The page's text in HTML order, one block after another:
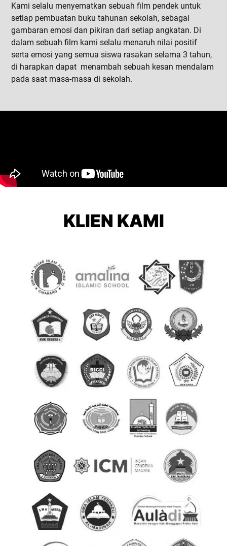
Kami selalu menyematkan sebuah film pendek untuk
setiap pembuatan buku tahunan sekolah, sebagai
gambaran emosi dan pikiran dari setiap angkatan. Di
dalam sebuah film kami selalu menaruh nilai positif
serta emosi yang semua siswa rasakan selama 3 tahun,
di harapkan dapat menambah sebuah kesan mendalam
pada saat masa-masa di sekolah.
KLIEN KAMI